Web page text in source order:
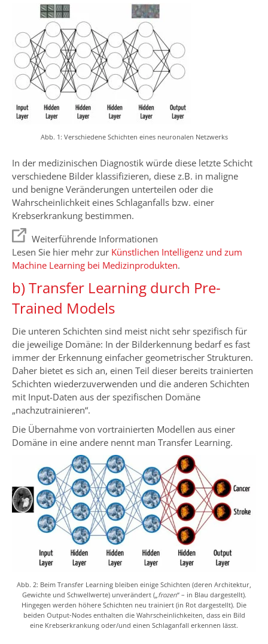
Abb. 1: Verschiedene Schichten eines neuronalen Netzwerks
In der medizinischen Diagnostik würde diese letzte Schicht
verschiedene Bilder klassifizieren, diese z.B. in maligne
und benigne Veränderungen unterteilen oder die
Wahrscheinlichkeit eines Schlaganfalls bzw. einer
Krebserkrankung bestimmen.
Weiterführende Informationen
Lesen Sie hier mehr zur Künstlichen Intelligenz und zum
Machine Learning bei Medizinprodukten.
b) Transfer Learning durch Pre-
Trained Models
Die unteren Schichten sind meist nicht sehr spezifisch für
die jeweilige Domäne: In der Bilderkennung bedarf es fast
immer der Erkennung einfacher geometrischer Strukturen.
Daher bietet es sich an, einen Teil dieser bereits trainierten
Schichten wiederzuverwenden und die anderen Schichten
mit Input-Daten aus der spezifischen Domäne
„nachzutrainieren“.
Die Übernahme von vortrainierten Modellen aus einer
Domäne in eine andere nennt man Transfer Learning.
Abb. 2: Beim Transfer Learning bleiben einige Schichten (deren Architektur,
Gewichte und Schwellwerte) unverändert („frozen“ – in Blau dargestellt).
Hingegen werden höhere Schichten neu trainiert (in Rot dargestellt). Die
beiden Output-Nodes enthalten die Wahrscheinlichkeiten, dass ein Bild
eine Krebserkrankung oder/und einen Schlaganfall erkennen lässt.